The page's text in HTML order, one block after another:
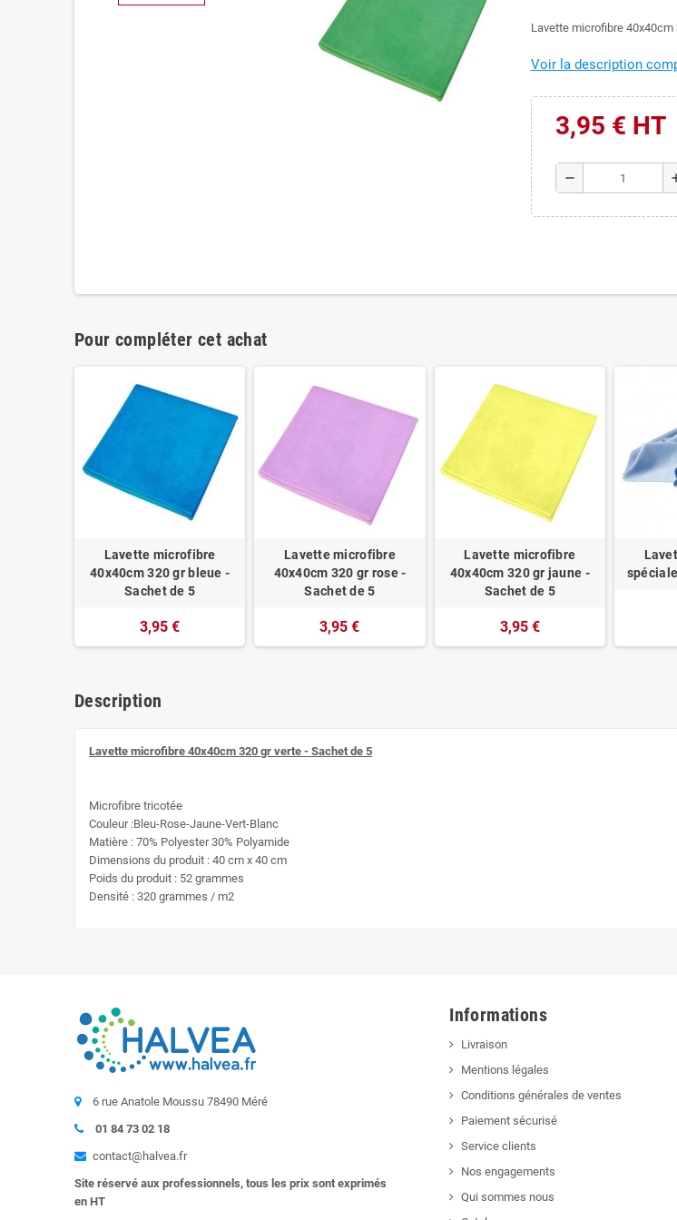
Lavette microfibre 40x40cm
Voir la description
3,95 € HT
remove
Pour compléter cet achat
Lavette microfibre
40x40cm 320 gr bleue -
Sachet de 5
3,95 €
Lavette microfibre
40x40cm 320 gr rose -
Sachet de 5
3,95 €
Lavette microfibre
40x40cm 320 gr jaune -
Sachet de 5
3,95 €
Description
Lavette microfibre 40x40cm 320 gr verte - Sachet de 5
Microfibre tricotée
Couleur :Bleu-Rose-Jaune-Vert-Blanc
Matière : 70% Polyester 30% Polyamide
Dimensions du produit : 40 cm x 40 cm
Poids du produit : 52 grammes
Densité : 320 grammes / m2
6 rue Anatole Moussu 78490 Méré
01 84 73 02 18
contact@halvea.fr
Site réservé aux professionnels, tous les prix sont exprimés
en HT
Informations
Livraison
Mentions légales
Conditions générales de ventes
Paiement sécurisé
Service clients
Nos engagements
Qui sommes nous